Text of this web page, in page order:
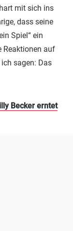
mit sich ins
dass seine
Spiel“ ein
Reaktionen auf
sagen: Das
Becker erntet